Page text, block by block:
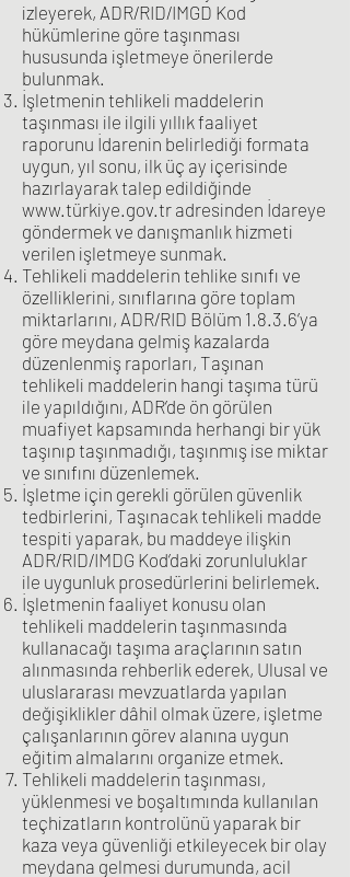
izleyerek, ADR/RID/IMGD Kod
hükümlerine göre taşınması
hususunda işletmeye önerilerde
bulunmak.
İşletmenin tehlikeli maddelerin
taşınması ile ilgili yıllık faaliyet
raporunu İdarenin belirlediği formata
uygun, yıl sonu, ilk üç ay içerisinde
hazırlayarak talep edildiğinde
www.türkiye.gov.tr adresinden İdareye
göndermek ve danışmanlık hizmeti
verilen işletmeye sunmak.
Tehlikeli maddelerin tehlike sınıfı ve
özelliklerini, sınıflarına göre toplam
miktarlarını, ADR/RID Bölüm 1.8.3.6’ya
göre meydana gelmiş kazalarda
düzenlenmiş raporları, Taşınan
tehlikeli maddelerin hangi taşıma türü
ile yapıldığını, ADR’de ön görülen
muafiyet kapsamında herhangi bir yük
taşınıp taşınmadığı, taşınmış ise miktar
ve sınıfını düzenlemek.
İşletme için gerekli görülen güvenlik
tedbirlerini, Taşınacak tehlikeli madde
tespiti yaparak, bu maddeye ilişkin
ADR/RID/IMDG Kod’daki zorunluluklar
ile uygunluk prosedürlerini belirlemek.
İşletmenin faaliyet konusu olan
tehlikeli maddelerin taşınmasında
kullanacağı taşıma araçlarının satın
alınmasında rehberlik ederek, Ulusal ve
uluslararası mevzuatlarda yapılan
değişiklikler dâhil olmak üzere, işletme
çalışanlarının görev alanına uygun
eğitim almalarını organize etmek.
Tehlikeli maddelerin taşınması,
yüklenmesi ve boşaltımında kullanılan
teçhizatların kontrolünü yaparak bir
kaza veya güvenliği etkileyecek bir olay
meydana gelmesi durumunda, acil